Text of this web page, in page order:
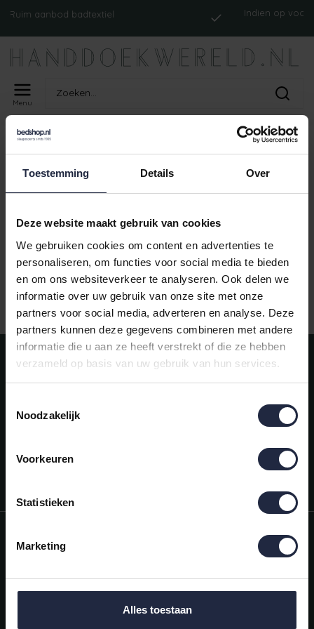
Toestemming Details Over
Deze website maakt gebruik van cookies
We gebruiken cookies om content en advertenties te
personaliseren, om functies voor social media te bieden
en om ons websiteverkeer te analyseren. Ook delen we
informatie over uw gebruik van onze site met onze
partners voor social media, adverteren en analyse. Deze
partners kunnen deze gegevens combineren met andere
informatie die u aan ze heeft verstrekt of die ze hebben
verzameld op basis van uw gebruik van hun services.
Noodzakelijk
Voorkeuren
Statistieken
Marketing
Alles toestaan
aanbod badtextiel Indien op
Menu
Home
PRODUCTEN GETAGD MET
ISM_ABYSSREVERSIBLETP_OPAL
Geen producten gevonden!
aanbod badtextiel Indien op
Meld je aan voor onze nieuwsbrief!
AANMELDEN
Mijn account
Categorieën